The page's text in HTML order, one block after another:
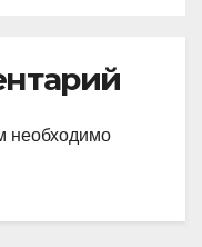
необходимо